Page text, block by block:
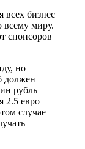
бизнес
всему миру.
спонсоров
но
должен
рубль
2.5 евро
случае